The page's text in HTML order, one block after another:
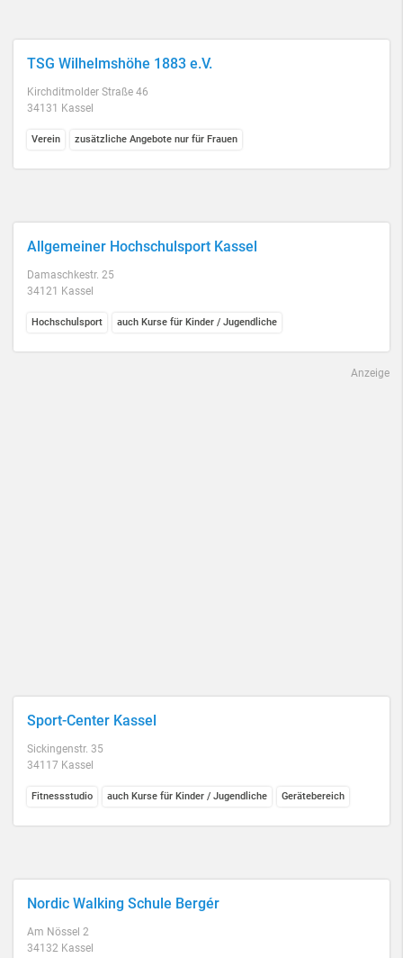
TSG Wilhelmshöhe 1883 e.V.
Kirchditmolder Straße 46
34131 Kassel
Verein zusätzliche Angebote nur für Frauen
Allgemeiner Hochschulsport Kassel
Damaschkestr. 25
34121 Kassel
Hochschulsport auch Kurse für Kinder / Jugendliche
Anzeige
Sport-Center Kassel
Sickingenstr. 35
34117 Kassel
Fitnessstudio auch Kurse für Kinder / Jugendliche Gerätebereich
Nordic Walking Schule Bergér
Am Nössel 2
34132 Kassel